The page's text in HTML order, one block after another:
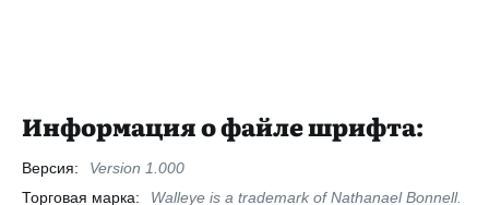
Информация о файле шрифта:
Версия:
Version 1.000
Торговая марка:
Walleye is a trademark of Nathanael Bonnell.